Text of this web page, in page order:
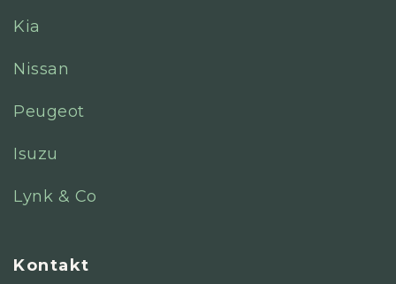
Kia
Nissan
Peugeot
Isuzu
Lynk & Co
Kontakt